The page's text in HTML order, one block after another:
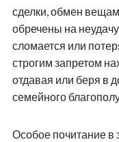
сделки, обмен
обречены на
сломается или
строгим запретом
отдавая или беря в
семейного
Особое почитание в